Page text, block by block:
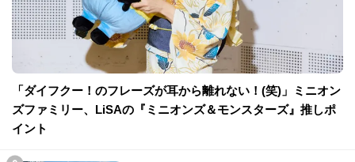
「ダイフクー！のフレーズが耳から離れない！(笑)」ミニオン
ズファミリー、LiSAの『ミニオンズ＆モンスターズ』推しポ
イント